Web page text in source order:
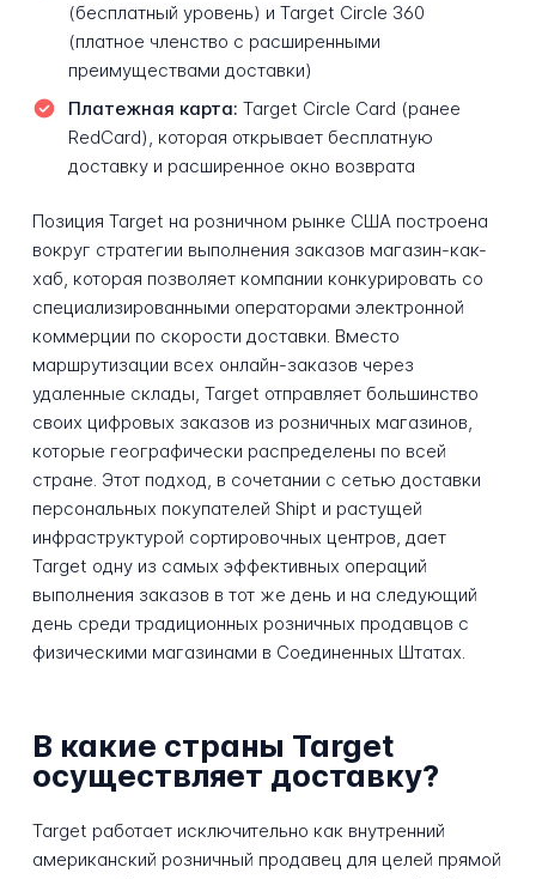
(бесплатный уровень) и Target Circle 360
(платное членство с расширенными
преимуществами доставки)
Платежная карта: Target Circle Card (ранее
RedCard), которая открывает бесплатную
доставку и расширенное окно возврата
Позиция Target на розничном рынке США построена
вокруг стратегии выполнения заказов магазин-как-
хаб, которая позволяет компании конкурировать со
специализированными операторами электронной
коммерции по скорости доставки. Вместо
маршрутизации всех онлайн-заказов через
удаленные склады, Target отправляет большинство
своих цифровых заказов из розничных магазинов,
которые географически распределены по всей
стране. Этот подход, в сочетании с сетью доставки
персональных покупателей Shipt и растущей
инфраструктурой сортировочных центров, дает
Target одну из самых эффективных операций
выполнения заказов в тот же день и на следующий
день среди традиционных розничных продавцов с
физическими магазинами в Соединенных Штатах.
В какие страны Target
осуществляет доставку?
Target работает исключительно как внутренний
американский розничный продавец для целей прямой